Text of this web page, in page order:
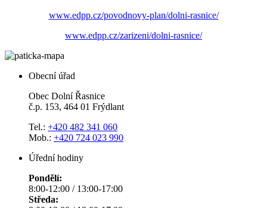
www.edpp.cz/povodnovy-plan/dolni-rasnice/
www.edpp.cz/zarizeni/dolni-rasnice/
Obecní úřad
Obec Dolní Řasnice
č.p. 153, 464 01 Frýdlant
Tel.: +420 482 341 060
Mob.: +420 724 023 990
Úřední hodiny
Pondělí:
8:00-12:00 / 13:00-17:00
Středa: